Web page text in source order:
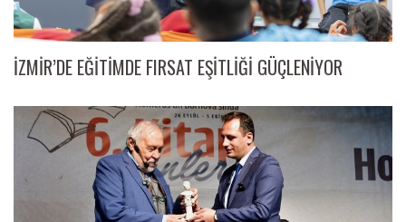
İZMİR’DE EĞİTİMDE FIRSAT EŞİTLİĞİ GÜÇLENİYOR